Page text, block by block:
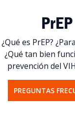
PrEP
¿Qué es PrEP?
¿Qué tan bien
prevención del
PREGUNTAS